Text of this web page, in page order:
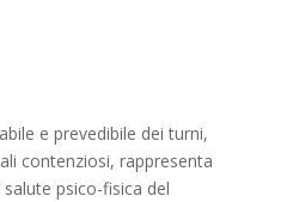
e prevedibile dei turni,
contenziosi, rappresenta
psico-fisica del